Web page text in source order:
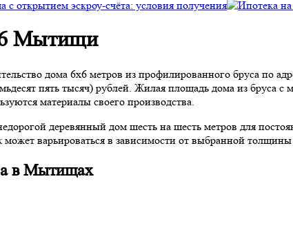
Мытищи
дома 6х6 метров из профилированного бруса
пять тысяч) рублей. Жилая площадь дома из бруса
материалы своего производства.
деревянный дом шесть на шесть метров для
может варьироваться в зависимости от выбранной
в Мытищах